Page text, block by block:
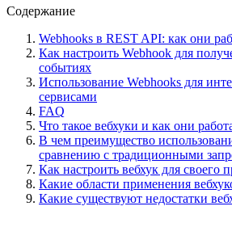
Содержание
Webhooks в REST API: как они
Как настроить Webhook для
событиях
Использование Webhooks для
сервисами
FAQ
Что такое вебхуки и как они
В чем преимущество
сравнению с традиционными
Как настроить вебхук для своего
Какие области применения
Какие существуют недостатки